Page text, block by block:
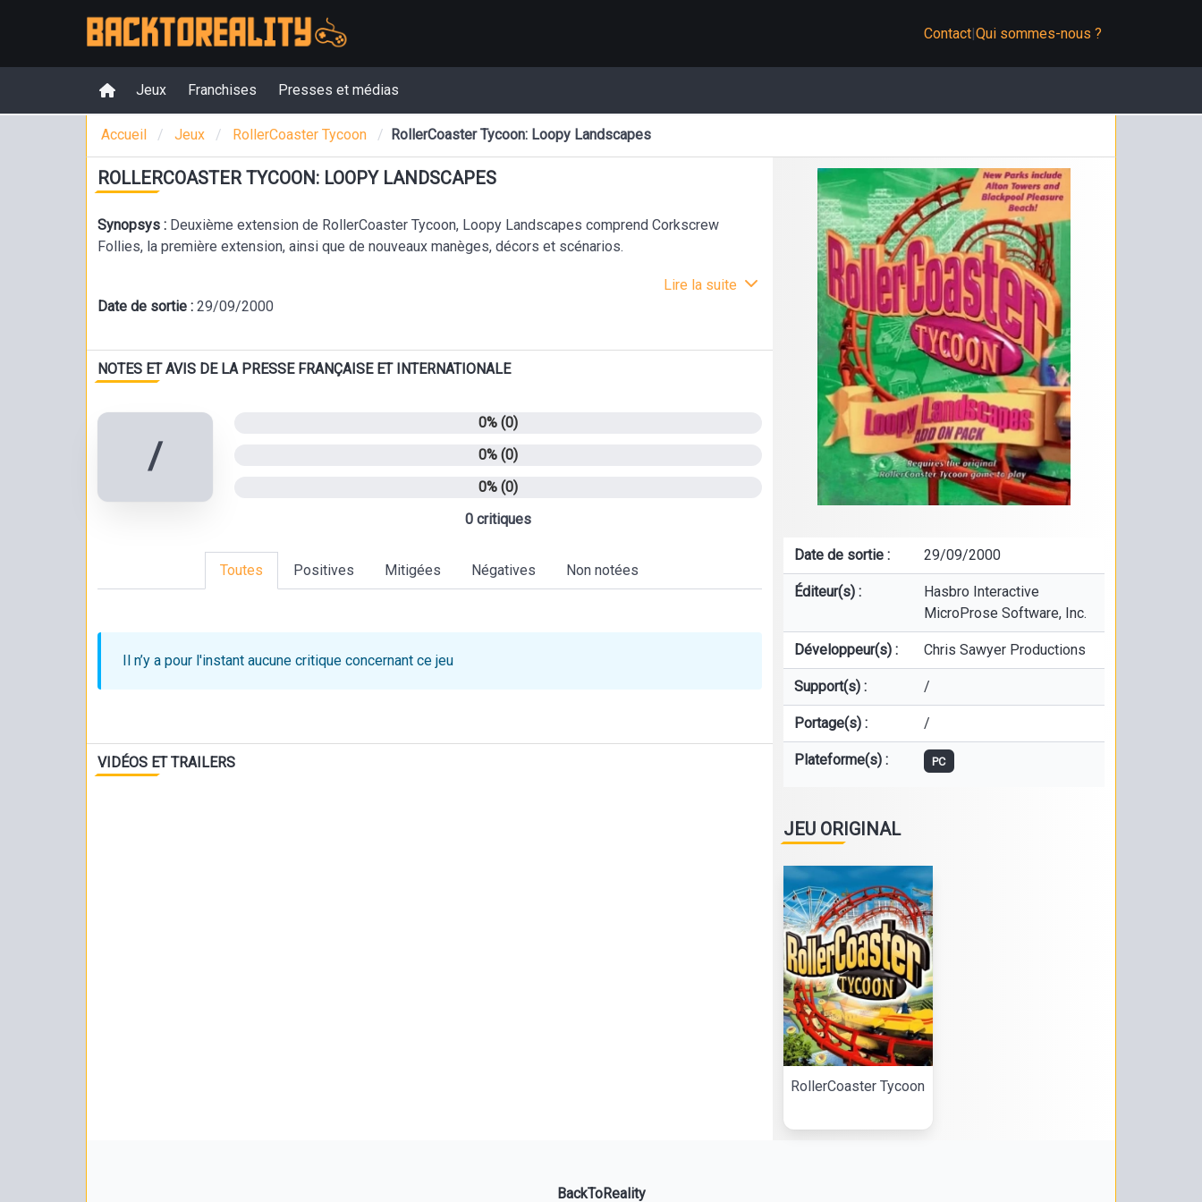
Contact|Qui sommes-nous ?
Jeux Franchises Presses et médias
Accueil Jeux RollerCoaster Tycoon RollerCoaster Tycoon: Loopy Landscapes
ROLLERCOASTER TYCOON: LOOPY LANDSCAPES
Synopsys : Deuxième extension de RollerCoaster Tycoon, Loopy Landscapes comprend Corkscrew
Follies, la première extension, ainsi que de nouveaux manèges, décors et scénarios.
Lire la suite
Date de sortie : 29/09/2000
NOTES ET AVIS DE LA PRESSE FRANÇAISE ET INTERNATIONALE
/
0% (0)
0% (0)
0% (0)
0 critiques
Toutes Positives Mitigées Négatives Non notées
Il n’y a pour l'instant aucune critique concernant ce jeu
VIDÉOS ET TRAILERS
Date de sortie : 29/09/2000
Éditeur(s) :
Hasbro Interactive
MicroProse Software, Inc.
Développeur(s) : Chris Sawyer Productions
Support(s) : /
Portage(s) : /
Plateforme(s) : PC
JEU ORIGINAL
RollerCoaster Tycoon
BackToReality